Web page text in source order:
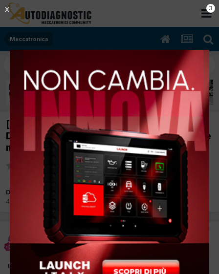
Meccatronica
[Kia Sorrento 05/2003 2.5cc D4CB 103Kw
Diesel] Vettura si e' spenta su strada , errore
mem. P1638
Da ferri
4 Giugno 2022
Meccatronica
ferri
Inviato 4 Giugno 2022
Buongiorno,
2
X